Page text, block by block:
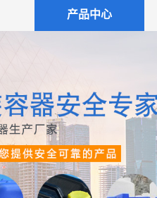
产品中心
闭口塑料桶
闭口堆码桶
吨桶